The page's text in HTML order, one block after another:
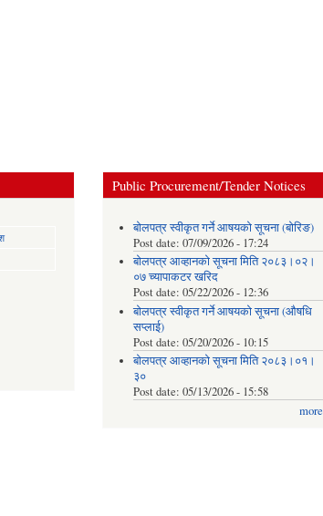
Public Procurement/Tender Notices
बोलपत्र स्वीकृत गर्ने आषयको सूचना (बोरिङ)
Post date: 07/09/2026 - 17:24
बोलपत्र आव्हानको सूचना मिति २०८३।०२।
०७ च्यापाकटर खरिद
Post date: 05/22/2026 - 12:36
बोलपत्र स्वीकृत गर्ने आषयको सूचना (औषधि
सप्लाई)
Post date: 05/20/2026 - 10:15
बोलपत्र आव्हानको सूचना मिति २०८३।०१।
३०
Post date: 05/13/2026 - 15:58
more